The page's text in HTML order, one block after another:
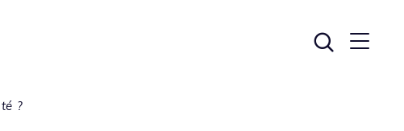
?